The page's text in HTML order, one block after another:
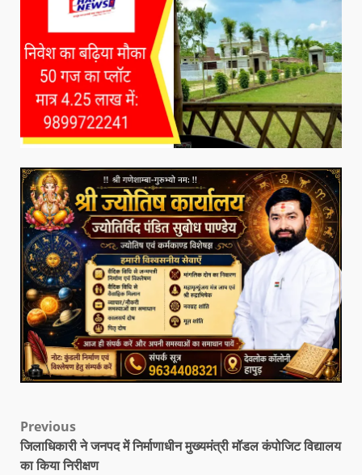
Previous
जिलाधिकारी ने जनपद में निर्माणाधीन मुख्यमंत्री मॉडल कंपोजिट विद्यालय
का किया निरीक्षण